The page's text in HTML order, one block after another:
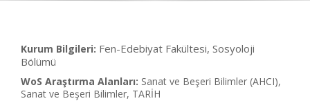
Kurum Bilgileri: Fen-Edebiyat Fakültesi, Sosyoloji
Bölümü
WoS Araştırma Alanları: Sanat ve Beşeri Bilimler (AHCI),
Sanat ve Beşeri Bilimler, TARİH